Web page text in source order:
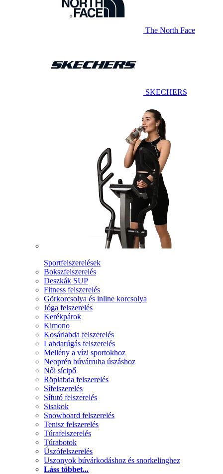
The North Face
SKECHERS
Sportfelszerelések
Bokszfelszerelés
Deszkák SUP
Fitness felszerelés
Görkorcsolya és inline korcsolya
Jóga felszerelés
Kerékpárok
Kimono
Kosárlabda felszerelés
Labdarúgás felszerelés
Mellény a vízi sportokhoz
Neoprén búvárruha úszáshoz
Női sícipő
Röplabda felszerelés
Sífelszerelés
Sífutó felszerelés
Sisakok
Snowboard felszerelés
Tenisz felszerelés
Túrafelszerelés
Túrabotok
Úszófelszerelés
Uszonyok búvárkodáshoz és snorkelinghez
Láss többet...